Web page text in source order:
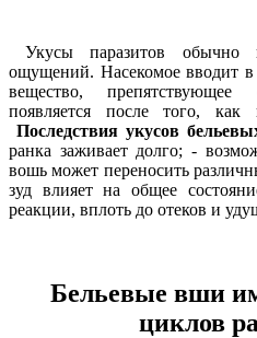
Укусы паразитов обычно
ощущений. Насекомое вводит в
вещество,
появляется после того,
Последствия укусов
ранка заживает долго; -
вошь может переносить
зуд влияет на общее
реакции, вплоть до отеков и
Бельевые вши
циклов